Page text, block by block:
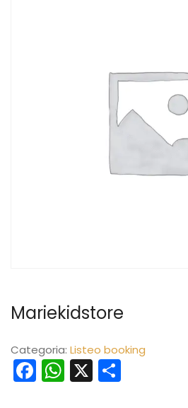
Mariekidstore
Categoria: Listeo booking
Facebook
WhatsApp
X